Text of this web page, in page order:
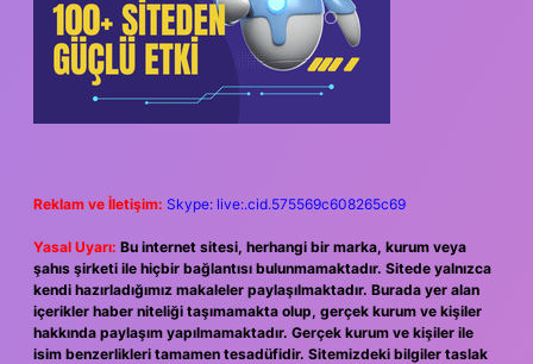
Reklam ve İletişim: Skype: live:.cid.575569c608265c69
Yasal Uyarı: Bu internet sitesi, herhangi bir marka, kurum veya
şahıs şirketi ile hiçbir bağlantısı bulunmamaktadır. Sitede yalnızca
kendi hazırladığımız makaleler paylaşılmaktadır. Burada yer alan
içerikler haber niteliği taşımamakta olup, gerçek kurum ve kişiler
hakkında paylaşım yapılmamaktadır. Gerçek kurum ve kişiler ile
isim benzerlikleri tamamen tesadüfidir. Sitemizdeki bilgiler taslak